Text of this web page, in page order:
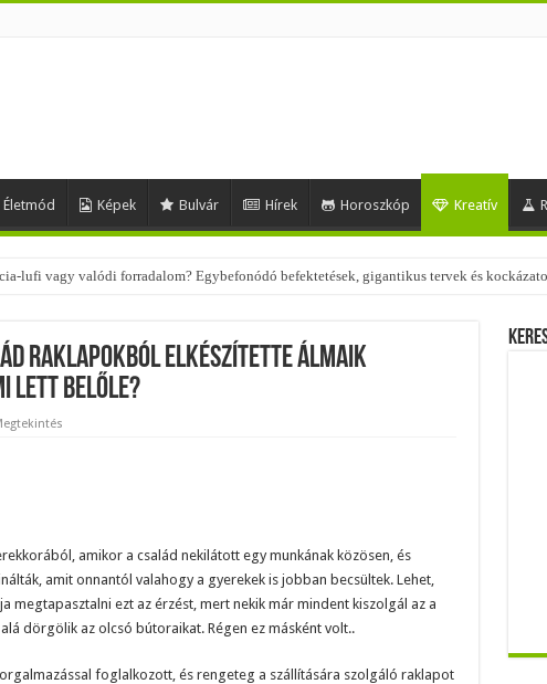
Életmód Képek Bulvár Hírek Horoszkóp Kreatív
lufi vagy valódi forradalom? Egybefonódó befektetések, gigantikus tervek és
trendik – nézd meg, milyen stílusokhoz illenek!
raklapokból elkészítette álmaik
lett belőle?
amikor a család nekilátott egy munkának közösen, és
amit onnantól valahogy a gyerekek is jobban becsültek. Lehet,
megtapasztalni ezt az érzést, mert nekik már mindent kiszolgál az a
dörgölik az olcsó bútoraikat. Régen ez másként volt..
foglalkozott, és rengeteg a szállítására szolgáló raklapot